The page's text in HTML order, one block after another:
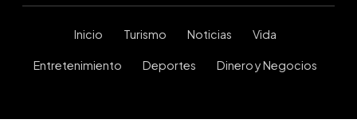
Inicio Turismo Noticias Vida
Entretenimiento Deportes Dinero y Negocios